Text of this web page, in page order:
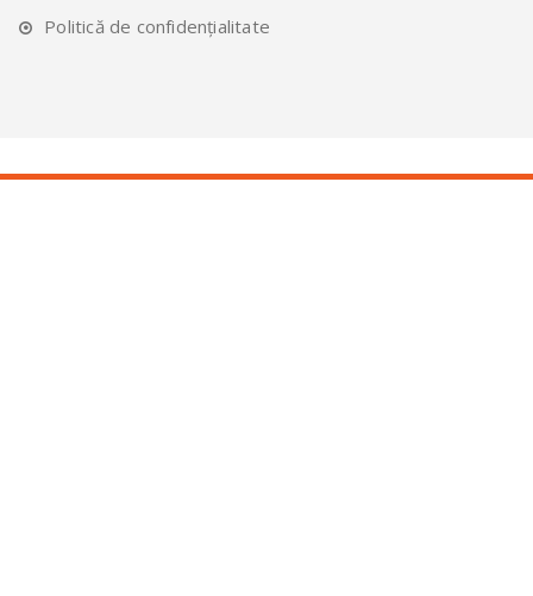
Politică de confidențialitate